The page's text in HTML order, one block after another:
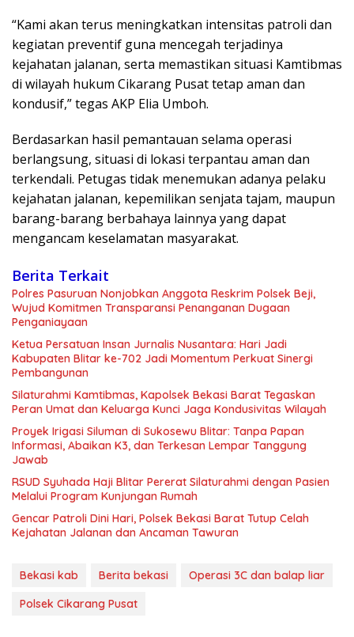
“Kami akan terus meningkatkan intensitas patroli dan
kegiatan preventif guna mencegah terjadinya
kejahatan jalanan, serta memastikan situasi Kamtibmas
di wilayah hukum Cikarang Pusat tetap aman dan
kondusif,” tegas AKP Elia Umboh.
Berdasarkan hasil pemantauan selama operasi
berlangsung, situasi di lokasi terpantau aman dan
terkendali. Petugas tidak menemukan adanya pelaku
kejahatan jalanan, kepemilikan senjata tajam, maupun
barang-barang berbahaya lainnya yang dapat
mengancam keselamatan masyarakat.
Berita Terkait
Polres Pasuruan Nonjobkan Anggota Reskrim Polsek Beji,
Wujud Komitmen Transparansi Penanganan Dugaan
Penganiayaan
Ketua Persatuan Insan Jurnalis Nusantara: Hari Jadi
Kabupaten Blitar ke-702 Jadi Momentum Perkuat Sinergi
Pembangunan
Silaturahmi Kamtibmas, Kapolsek Bekasi Barat Tegaskan
Peran Umat dan Keluarga Kunci Jaga Kondusivitas Wilayah
Proyek Irigasi Siluman di Sukosewu Blitar: Tanpa Papan
Informasi, Abaikan K3, dan Terkesan Lempar Tanggung
Jawab
RSUD Syuhada Haji Blitar Pererat Silaturahmi dengan Pasien
Melalui Program Kunjungan Rumah
Gencar Patroli Dini Hari, Polsek Bekasi Barat Tutup Celah
Kejahatan Jalanan dan Ancaman Tawuran
Bekasi kab Berita bekasi
Operasi 3C dan balap liar
Polsek Cikarang Pusat